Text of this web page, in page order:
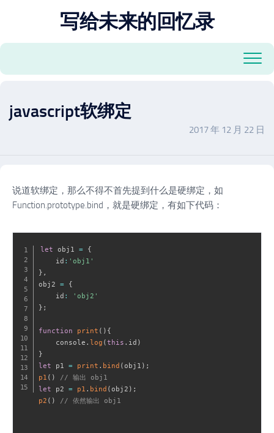
容
写给未来的回忆录
javascript软绑定
2017 年 12 月 22 日
说道软绑定，那么不得不首先提到什么是硬绑定，如
Function.prototype.bind，就是硬绑定，有如下代码：
let obj1 =
{
    id
: 'obj1'
} ,
obj2 =
{
    id
:
'obj2'
} ;
function print ( ) {
    console
. log (this . id )
}
let p1 = print . bind (obj1 ) ;
p1 ( )
// 输出 obj1
let p2 = p1 . bind (obj2 ) ;
p2 ( ) // 依然输出 obj1